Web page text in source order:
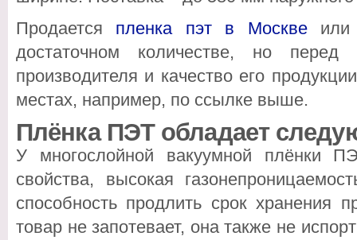
Продается пленка пэт в Москвеили
достаточном количестве, но перед
производителя и качество его
местах, например, по ссылке выше.
Плёнка ПЭТ обладает
У многослойной вакуумной плёнки
свойства, высокая
способность продлить срок хранения
товар не запотевает, она также не